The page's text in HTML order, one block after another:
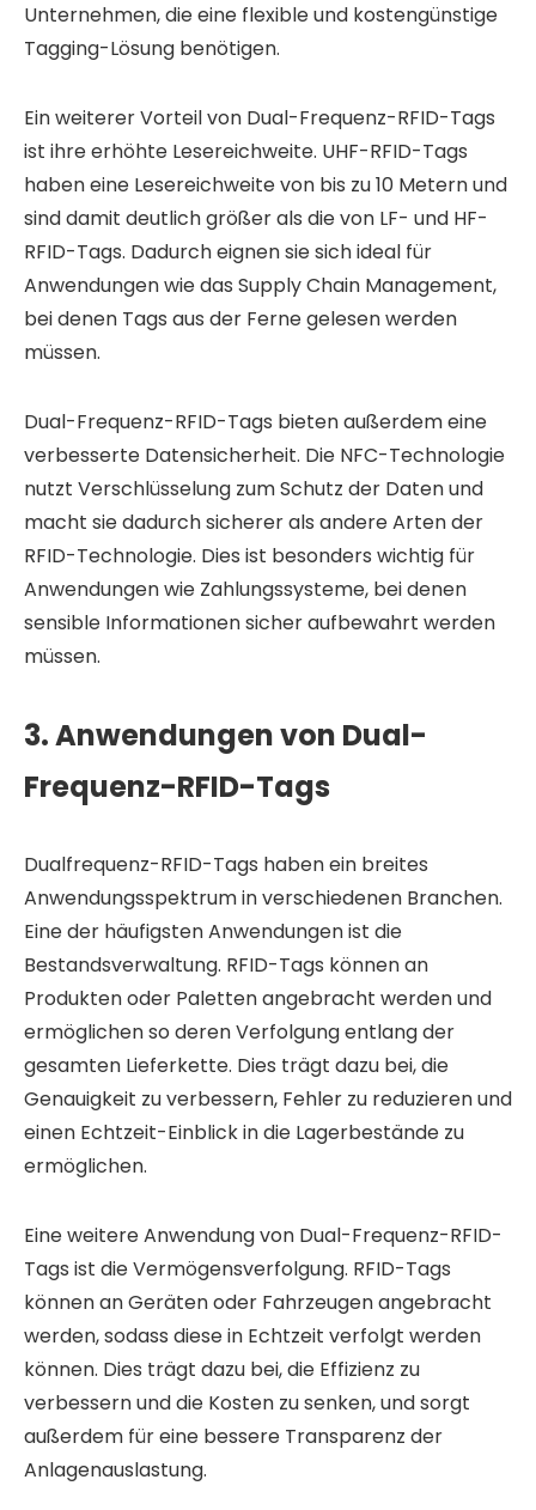
Unternehmen, die eine flexible und kostengünstige
Tagging-Lösung benötigen.
Ein weiterer Vorteil von Dual-Frequenz-RFID-Tags
ist ihre erhöhte Lesereichweite. UHF-RFID-Tags
haben eine Lesereichweite von bis zu 10 Metern und
sind damit deutlich größer als die von LF- und HF-
RFID-Tags. Dadurch eignen sie sich ideal für
Anwendungen wie das Supply Chain Management,
bei denen Tags aus der Ferne gelesen werden
müssen.
Dual-Frequenz-RFID-Tags bieten außerdem eine
verbesserte Datensicherheit. Die NFC-Technologie
nutzt Verschlüsselung zum Schutz der Daten und
macht sie dadurch sicherer als andere Arten der
RFID-Technologie. Dies ist besonders wichtig für
Anwendungen wie Zahlungssysteme, bei denen
sensible Informationen sicher aufbewahrt werden
müssen.
3. Anwendungen von Dual-
Frequenz-RFID-Tags
Dualfrequenz-RFID-Tags haben ein breites
Anwendungsspektrum in verschiedenen Branchen.
Eine der häufigsten Anwendungen ist die
Bestandsverwaltung. RFID-Tags können an
Produkten oder Paletten angebracht werden und
ermöglichen so deren Verfolgung entlang der
gesamten Lieferkette. Dies trägt dazu bei, die
Genauigkeit zu verbessern, Fehler zu reduzieren und
einen Echtzeit-Einblick in die Lagerbestände zu
ermöglichen.
Eine weitere Anwendung von Dual-Frequenz-RFID-
Tags ist die Vermögensverfolgung. RFID-Tags
können an Geräten oder Fahrzeugen angebracht
werden, sodass diese in Echtzeit verfolgt werden
können. Dies trägt dazu bei, die Effizienz zu
verbessern und die Kosten zu senken, und sorgt
außerdem für eine bessere Transparenz der
Anlagenauslastung.